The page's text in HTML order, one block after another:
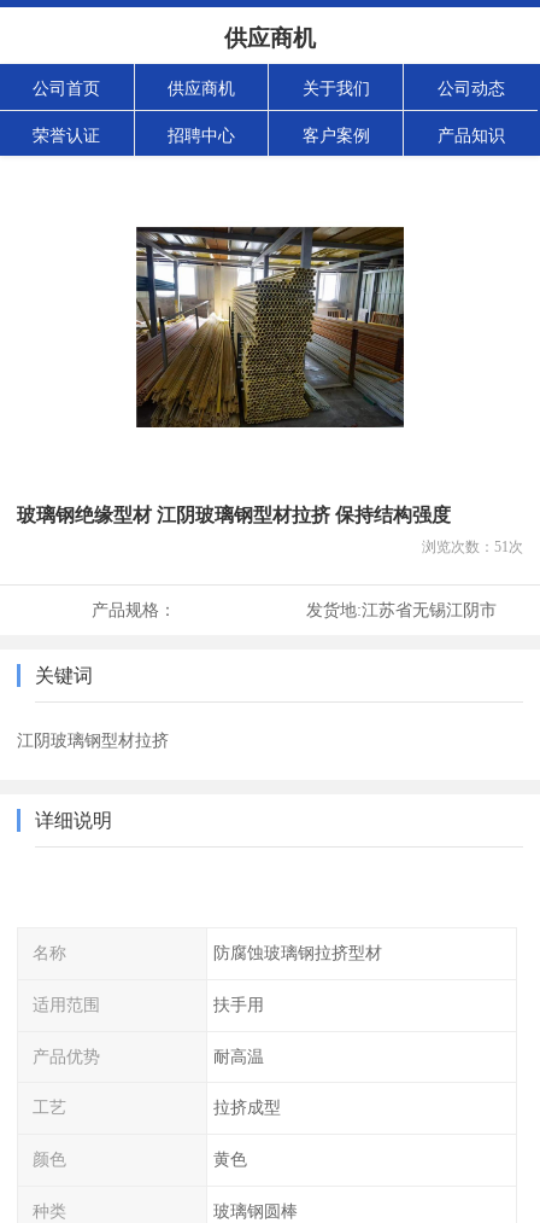
供应商机
公司首页 供应商机 关于我们 公司动态
荣誉认证 招聘中心 客户案例 产品知识
玻璃钢绝缘型材 江阴玻璃钢型材拉挤 保持结构强度
浏览次数： 51次
产品规格： 发货地:江苏省无锡江阴市
关键词
江阴玻璃钢型材拉挤
详细说明
名称 防腐蚀玻璃钢拉挤型材
适用范围 扶手用
产品优势 耐高温
工艺 拉挤成型
颜色 黄色
种类 玻璃钢圆棒